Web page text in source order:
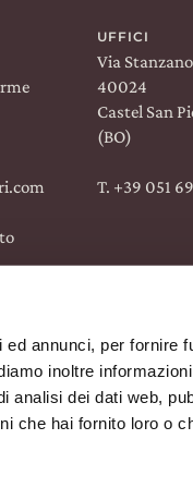
annunci, per fornire
inoltre
analisi dei dati web,
che hai fornito loro o
ROMA&MILANO
SU COSAPORTO
UFFICI
Via
40024
Castel San
(BO)
T. +39 051